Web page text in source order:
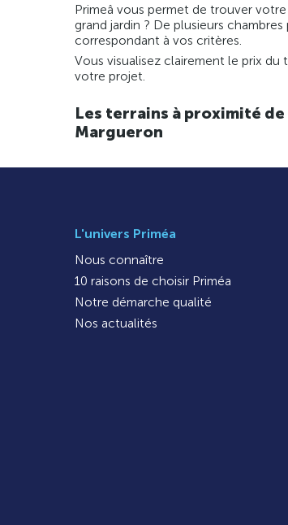
Primeâ vous permet de trouver
grand jardin ? De plusieurs
correspondant à vos critères.
Vous visualisez clairement le prix
votre projet.
Les terrains à proximité de
Margueron
L'univers Priméa
Nous connaître
10 raisons de choisir Priméa
Notre démarche qualité
Nos actualités